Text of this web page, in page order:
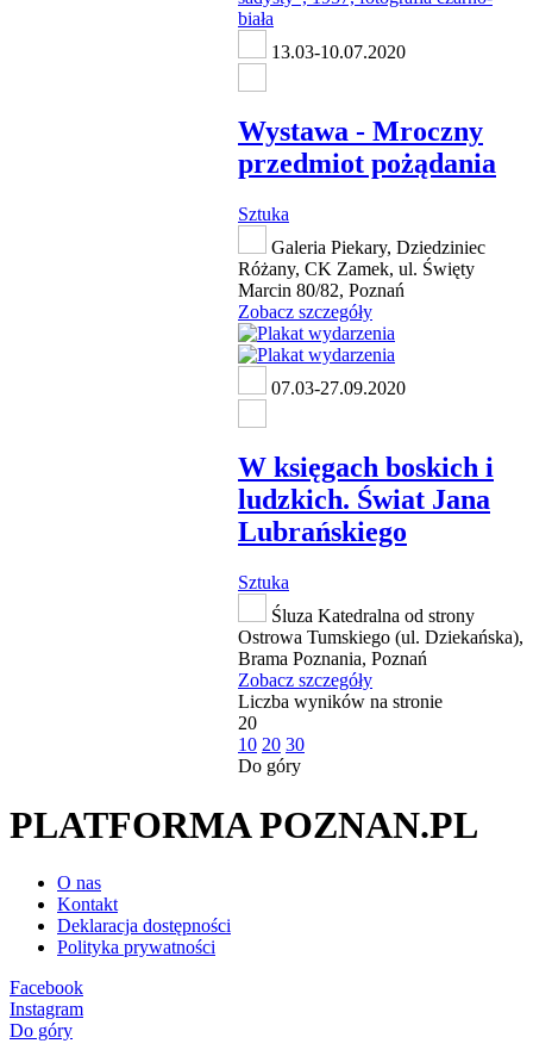
13.03-10.07.2020
Wystawa - Mroczny
przedmiot pożądania
Sztuka
Galeria Piekary, Dziedziniec
Różany, CK Zamek, ul. Święty
Marcin 80/82, Poznań
Zobacz szczegóły
07.03-27.09.2020
W księgach boskich i
ludzkich. Świat Jana
Lubrańskiego
Sztuka
Śluza Katedralna od strony
Ostrowa Tumskiego (ul. Dziekańska),
Brama Poznania, Poznań
Zobacz szczegóły
Liczba wyników na stronie
20
10 20 30
Do góry
PLATFORMA POZNAN.PL
O nas
Kontakt
Deklaracja dostępności
Polityka prywatności
Facebook
Instagram
Do góry